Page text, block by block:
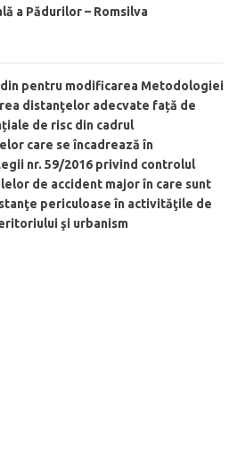
a Pădurilor – Romsilva
pentru modificarea Metodologiei
distanţelor adecvate față de
de risc din cadrul
care se încadrează în
nr. 59/2016 privind controlul
de accident major în care sunt
periculoase în activităţile de
şi urbanism